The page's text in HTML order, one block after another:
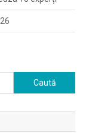
Caută
după: